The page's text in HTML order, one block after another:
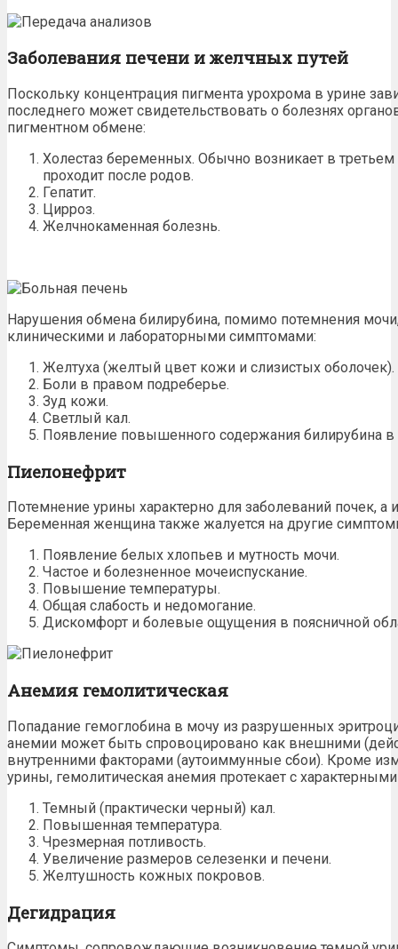
Заболевания печени и желчных путей
Поскольку концентрация пигмента урохрома в урине
последнего может свидетельствовать о болезнях
пигментном обмене:
Холестаз беременных. Обычно возникает в третьем
проходит после родов.
Гепатит.
Цирроз.
Желчнокаменная болезнь.
Нарушения обмена билирубина, помимо потемнения
клиническими и лабораторными симптомами:
Желтуха (желтый цвет кожи и слизистых оболочек).
Боли в правом подреберье.
Зуд кожи.
Светлый кал.
Появление повышенного содержания билирубина в
Пиелонефрит
Потемнение урины характерно для заболеваний почек, а
Беременная женщина также жалуется на другие
Появление белых хлопьев и мутность мочи.
Частое и болезненное мочеиспускание.
Повышение температуры.
Общая слабость и недомогание.
Дискомфорт и болевые ощущения в поясничной
Анемия гемолитическая
Попадание гемоглобина в мочу из разрушенных
анемии может быть спровоцировано как внешними
внутренними факторами (аутоиммунные сбои). Кроме
урины, гемолитическая анемия протекает с
Темный (практически черный) кал.
Повышенная температура.
Чрезмерная потливость.
Увеличение размеров селезенки и печени.
Желтушность кожных покровов.
Дегидрация